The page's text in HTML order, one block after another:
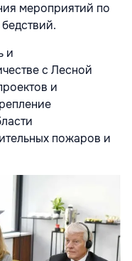
мероприятий по
и
с Лесной
и
пожаров и